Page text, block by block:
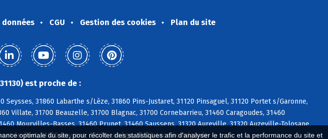
optimale du site, pour récolter des statistiques afin d'analyser le trafic et la performance du site et
CGU Gestion des cookies Plan du site
est proche de :
Seysses, 31860 Labarthe s/Lèze, 31860 Pins-Justaret, 31120 Pinsaguel, 31120 Portet s/Garonne,
Villate, 31700 Beauzelle, 31700 Blagnac, 31700 Cornebarrieu, 31460 Caragoudes, 31460
Mourvilles-Basses, 31460 Prunet, 31460 Saussens, 31320 Aureville, 31320 Auzeville-Tolosane,
le-Fort, 31120 Goyrans, 31670 Labège, 31120 Lacroix-Falgarde